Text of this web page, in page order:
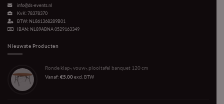
info@ds-events.nl
KvK: 78378370
BTW: NL861368289B01
IBAN: NL89ABNA 0529163349
Nieuwste Producten
Ronde klap-, vouw-, plooitafel banquet 120 cm
Vanaf: €5.00excl. BTW